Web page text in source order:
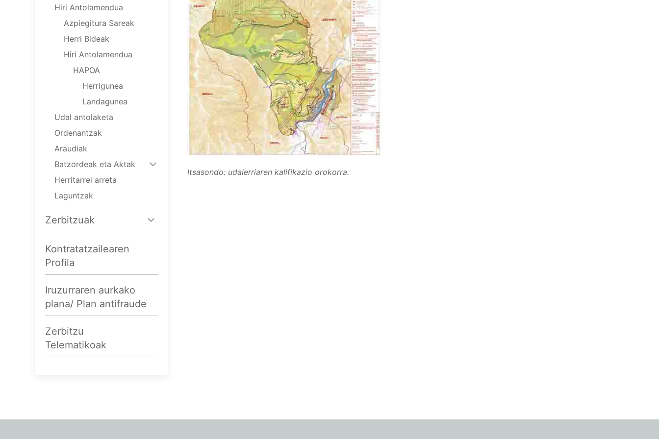
Itsasondo: udalerriaren kalifikazio orokorra.
Hiri Antolamendua
Azpiegitura Sareak
Herri Bideak
Hiri Antolamendua
HAPOA
Herrigunea
Landagunea
Udal antolaketa
Ordenantzak
Araudiak
Batzordeak eta Aktak
Herritarrei arreta
Laguntzak
Zerbitzuak
Kontratatzailearen
Profila
Iruzurraren aurkako
plana/ Plan antifraude
Zerbitzu
Telematikoak